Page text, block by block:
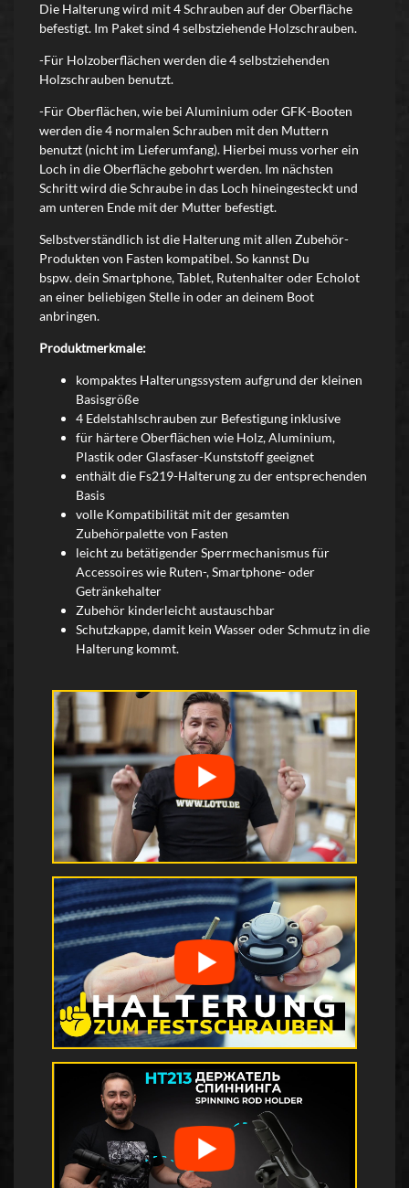
Die Halterung wird mit 4 Schrauben auf der Oberfläche
befestigt. Im Paket sind 4 selbstziehende Holzschrauben.
-Für Holzoberflächen werden die 4 selbstziehenden
Holzschrauben benutzt.
-Für Oberflächen, wie bei Aluminium oder GFK-Booten
werden die 4 normalen Schrauben mit den Muttern
benutzt (nicht im Lieferumfang). Hierbei muss vorher ein
Loch in die Oberfläche gebohrt werden. Im nächsten
Schritt wird die Schraube in das Loch hineingesteckt und
am unteren Ende mit der Mutter befestigt.
Selbstverständlich ist die Halterung mit allen Zubehör-
Produkten von Fasten kompatibel. So kannst Du
bspw. dein Smartphone, Tablet, Rutenhalter oder Echolot
an einer beliebigen Stelle in oder an deinem Boot
anbringen.
Produktmerkmale:
kompaktes Halterungssystem aufgrund der kleinen
Basisgröße
4 Edelstahlschrauben zur Befestigung inklusive
für härtere Oberflächen wie Holz, Aluminium,
Plastik oder Glasfaser-Kunststoff geeignet
enthält die Fs219-Halterung zu der entsprechenden
Basis
volle Kompatibilität mit der gesamten
Zubehörpalette von Fasten
leicht zu betätigender Sperrmechanismus für
Accessoires wie Ruten-, Smartphone- oder
Getränkehalter
Zubehör kinderleicht austauschbar
Schutzkappe, damit kein Wasser oder Schmutz in die
Halterung kommt.